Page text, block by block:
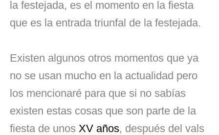
la festejada, es el momento en la fiesta
que es la entrada triunfal de la festejada.
Existen algunos otros momentos que ya
no se usan mucho en la actualidad pero
los mencionaré para que si no sabías
existen estas cosas que son parte de la
fiesta de unos XV años, después del vals